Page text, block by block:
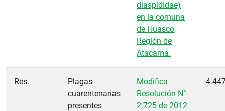
diaspididae)
en la comuna
de Huasco,
Región de
Atacama.
Res.
Plagas
cuarentenarias
presentes
Modifica
Resolución N°
2.725 de 2012